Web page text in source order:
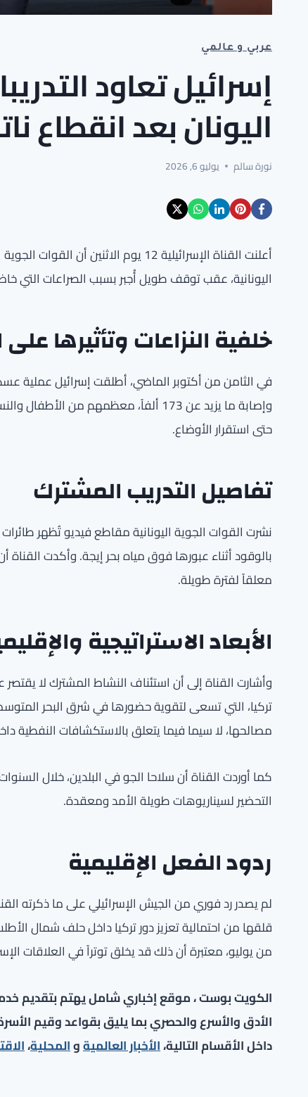
عربي و عالمي
إسرائيل تعاود
اليونان بعد انقطاع
نورة سالم يوليو 6, 2026
أعلنت القناة الإسرائيلية 12 يوم
اليونانية، عقب توقف طويل أُجبر بسبب الصراعات التي
خلفية النزاعات وتأثيرها
وإصابة ما يزيد عن 173 ألفاً، معظمهم
حتى استقرار الأوضاع.
تفاصيل التدريب المشترك
بالوقود أثناء عبورها فوق مياه بحر إيجة. وأكدت
معلقاً لفترة طويلة.
الأبعاد الاستراتيجية
وأشارت القناة إلى أن استئناف النشاط المشترك لا
تركيا، التي تسعى لتقوية حضورها في شرق البحر
مصالحها، لا سيما فيما يتعلق بالاستكشافات النفطية
كما أوردت القناة أن سلاحا الجو في البلدين، خلال السنوات
التحضير لسيناريوهات طويلة الأمد ومعقدة.
ردود الفعل الإقليمية
لم يصدر رد فوري من الجيش الإسرائيلي على ما ذكرته
قلقها من احتمالية تعزيز دور تركيا داخل حلف شمال
من يوليو، معتبرة أن ذلك قد يخلق توتراً في العلاقات
الكويت بوست ، موقع إخباري شامل يهتم بتقديم خدمة
الأدق والأسرع والحصري بما يليق بقواعد وقيم
داخل الأقسام التالية،الأخبار العالميةوالمحلية،